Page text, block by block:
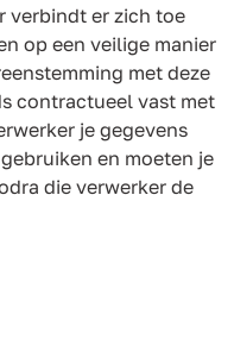
verbindt er zich toe
op een veilige manier
met deze
contractueel vast met
je gegevens
en moeten je
die verwerker de